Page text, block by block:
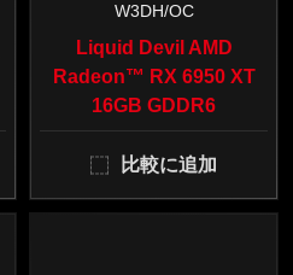
W3DH/OC
Liquid Devil AMD
Radeon™ RX 6950 XT
16GB GDDR6
比較に追加